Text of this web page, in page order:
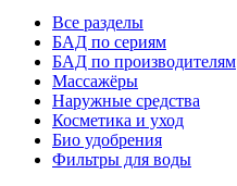
Все разделы
БАД по сериям
БАД по производителям
Массажёры
Наружные средства
Косметика и уход
Био удобрения
Фильтры для воды